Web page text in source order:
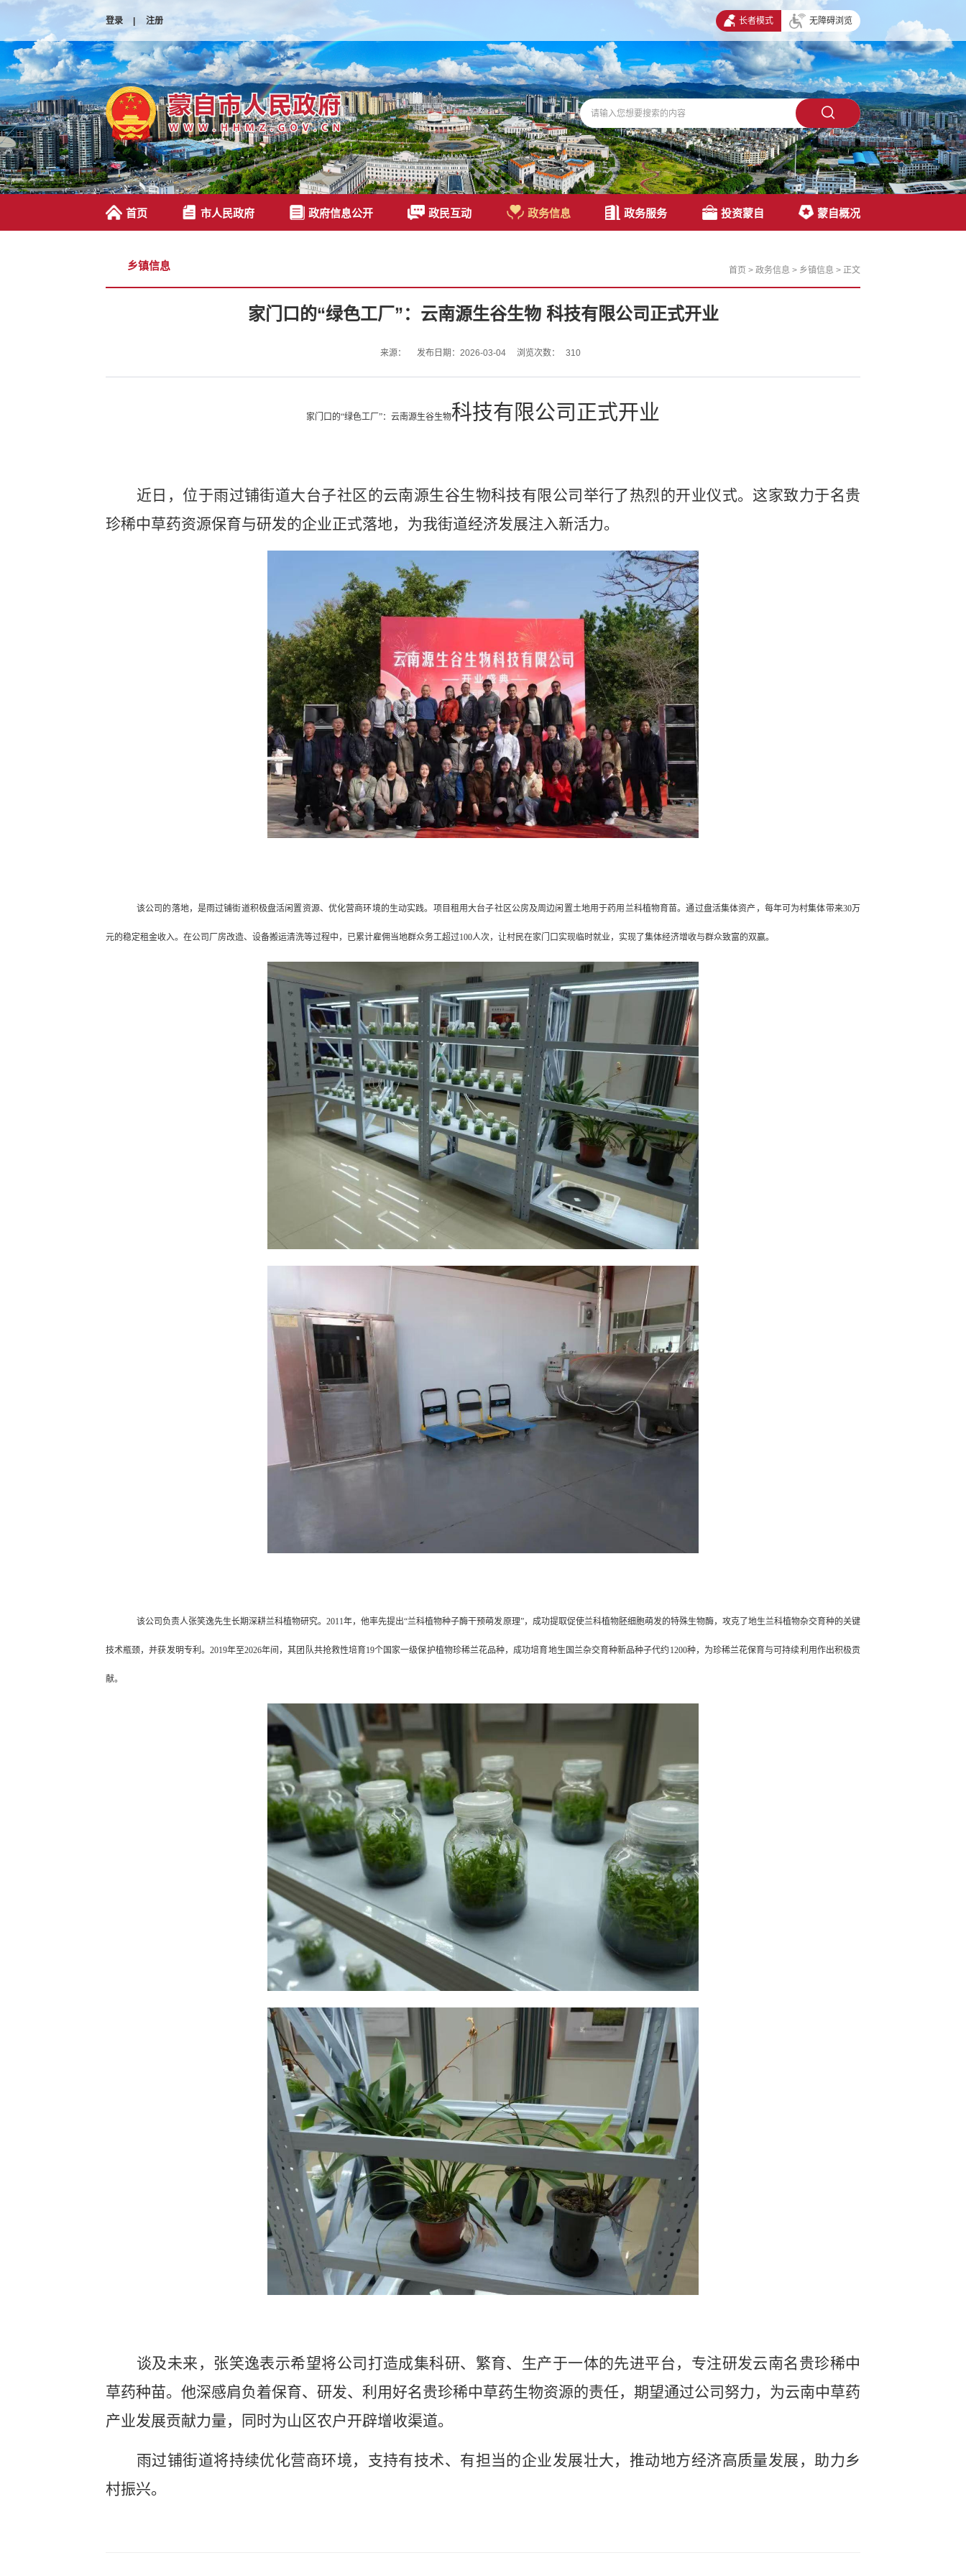
登录 | 注册 长者模式 无障碍浏览
首页 市人民政府 政府信息公开 政民互动 政务信息 政务服务 投资蒙自 蒙自概况
乡镇信息 首页 > 政务信息 > 乡镇信息 > 正文
家门口的“绿色工厂”：云南源生谷生物 科技有限公司正式开业
来源： 发布日期：2026-03-04 浏览次数： 310
家门口的“绿色工厂”：云南源生谷生物科技有限公司正式开业
近日，位于雨过铺街道大台子社区的云南源生谷生物科技有限公司举行了热烈的开业仪式。这家致力于名贵
珍稀中草药资源保育与研发的企业正式落地，为我街道经济发展注入新活力。
该公司的落地，是雨过铺街道积极盘活闲置资源、优化营商环境的生动实践。项目租用大台子社区公房及周边闲置土地用于药用兰科植物育苗。通过盘活集体资产，每年可为村集体带来30万
元的稳定租金收入。在公司厂房改造、设备搬运清洗等过程中，已累计雇佣当地群众务工超过100人次，让村民在家门口实现临时就业，实现了集体经济增收与群众致富的双赢。
该公司负责人张笑逸先生长期深耕兰科植物研究。2011年，他率先提出“兰科植物种子酶干预萌发原理”，成功提取促使兰科植物胚细胞萌发的特殊生物酶，攻克了地生兰科植物杂交育种的关键
技术瓶颈，并获发明专利。2019年至2026年间，其团队共抢救性培育19个国家一级保护植物珍稀兰花品种，成功培育地生国兰杂交育种新品种子代约1200种，为珍稀兰花保育与可持续利用作出积极贡
献。
谈及未来，张笑逸表示希望将公司打造成集科研、繁育、生产于一体的先进平台，专注研发云南名贵珍稀中
草药种苗。他深感肩负着保育、研发、利用好名贵珍稀中草药生物资源的责任，期望通过公司努力，为云南中草药
产业发展贡献力量，同时为山区农户开辟增收渠道。
雨过铺街道将持续优化营商环境，支持有技术、有担当的企业发展壮大，推动地方经济高质量发展，助力乡
村振兴。